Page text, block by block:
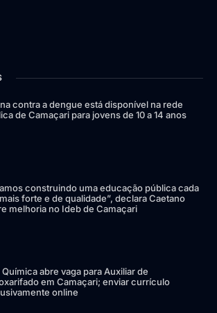
contra a dengue está disponível na rede
de Camaçari para jovens de 10 a 14 anos
construindo uma educação pública cada
forte e de qualidade”, declara Caetano
melhoria no Ideb de Camaçari
Química abre vaga para Auxiliar de
em Camaçari; enviar currículo
online